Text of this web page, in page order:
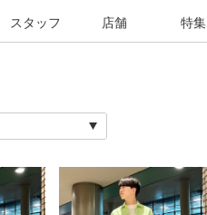
スタッフ 店舗 特集